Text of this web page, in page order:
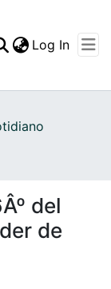
Log In
del
de